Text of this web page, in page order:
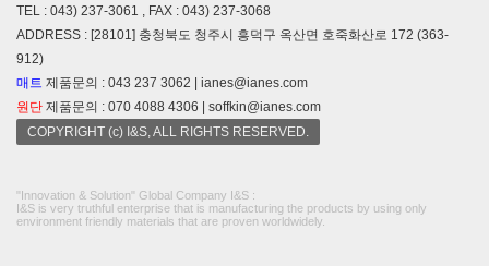
TEL : 043) 237-3061 , FAX : 043) 237-3068
ADDRESS : [28101] 충청북도 청주시 흥덕구 옥산면 호죽화산로 172 (363-
912)
매트 제품문의 : 043 237 3062 | ianes@ianes.com
원단 제품문의 : 070 4088 4306 | soffkin@ianes.com
COPYRIGHT (c) I&S, ALL RIGHTS RESERVED.
"Innovation & Solution" Global Company I&S :
I&S is very truthful enterprise that is manufacturing the products by using only
environment friendly materials that are proven worldwidely.